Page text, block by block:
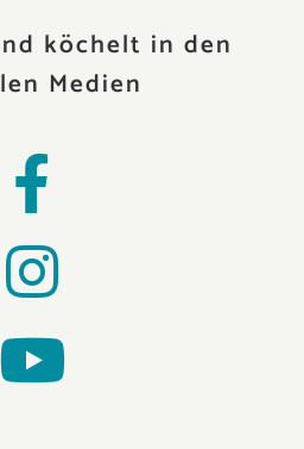
köchelt in den
Medien